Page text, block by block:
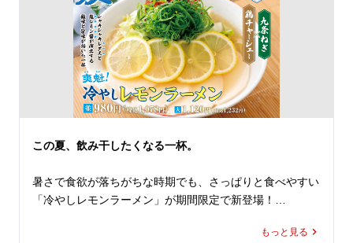
る豚バラチャーシューを。
ポイントは、抜群なカスタマイズ性！
なんと！パルメザンチーズはかけ放題！
お好みにあわせて好きなだけかけてお楽しみください。お
かわりもOKです！
辛さは5段階から選択可能！
控えめからMAXまで、お好みの刺激をお選びください。
お好みにあわせてカスタマイズしたスープに、この商品限
トマトの旨み、辛さ、チーズのコクが一体となった、締め
まで楽しめる一杯です。
夏の暑さを存分に楽しむ「真夏のHOTトマト麺」。ぜひあ
この夏、飲み干したくなる一杯。
暑さで食欲が落ちがちな時期でも、さっぱりと食べやすい
「冷やしレモンラーメン」が期間限定で新登場！
レモンピールを使用した特製のレモン塩醤が演出する爽や
もっと見る